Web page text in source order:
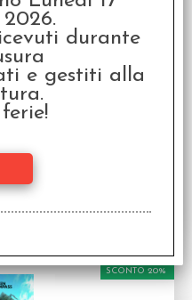
3 - Voyages
- Italiano
in Italiano
DISPONIBILE
€
SCONTO 20%
durante
e gestiti alla